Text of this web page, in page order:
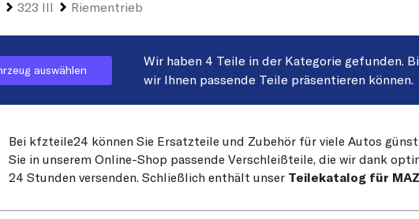
323 III Riementrieb
auswählen
Wir haben 4 Teile in der Kategorie gefunden.
wir Ihnen passende Teile präsentieren können.
Bei kfzteile24 können Sie Ersatzteile und Zubehör für viele Autos
Sie in unserem Online-Shop passende Verschleißteile, die wir dank
24 Stunden versenden. Schließlich enthält unser Teilekatalog für